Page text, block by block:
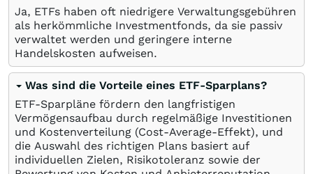
Ja, ETFs haben oft niedrigere Verwaltungsgebühren
als herkömmliche Investmentfonds, da sie passiv
verwaltet werden und geringere interne
Handelskosten aufweisen.
Was sind die Vorteile eines ETF-Sparplans?
ETF-Sparpläne fördern den langfristigen
Vermögensaufbau durch regelmäßige Investitionen
und Kostenverteilung (Cost-Average-Effekt), und
die Auswahl des richtigen Plans basiert auf
individuellen Zielen, Risikotoleranz sowie der